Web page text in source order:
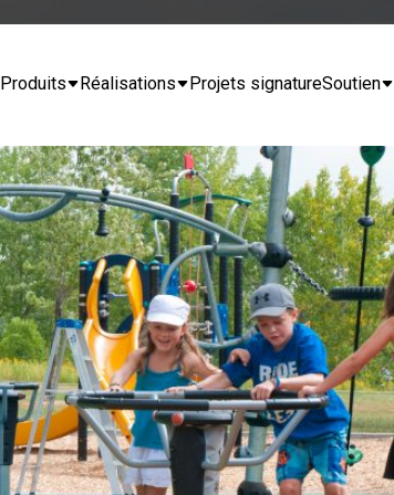
Produits Réalisations Projets signatureSoutien